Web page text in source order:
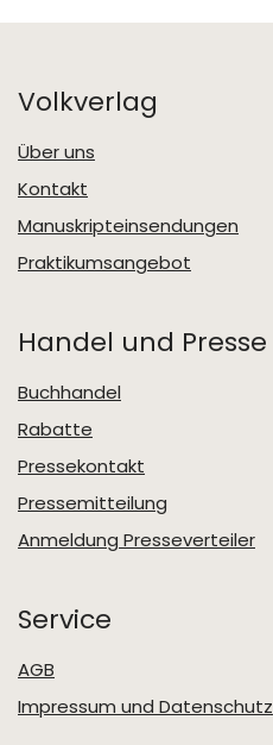
Volkverlag
Über uns
Kontakt
Manuskripteinsendungen
Praktikumsangebot
Handel und Presse
Buchhandel
Rabatte
Pressekontakt
Pressemitteilung
Anmeldung Presseverteiler
Service
AGB
Impressum und Datenschutz